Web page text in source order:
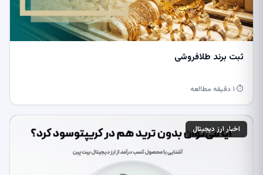
ثبت برند طلافروشی
⏱ ۱ دقیقه مطالعه
اخبار ارز دیجیتال